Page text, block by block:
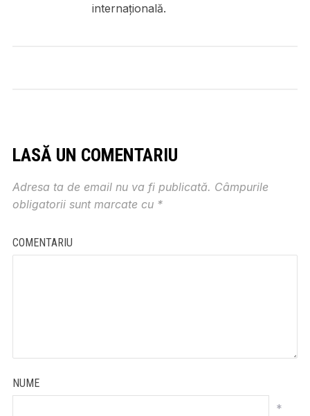
internațională.
LASĂ UN COMENTARIU
Adresa ta de email nu va fi publicată. Câmpurile
obligatorii sunt marcate cu *
COMENTARIU
NUME
*